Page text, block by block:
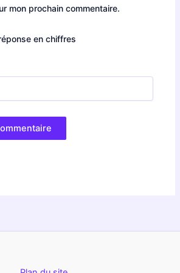
mon prochain commentaire.
en chiffres